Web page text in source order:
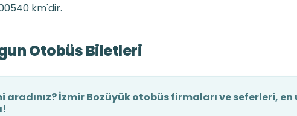
km'dir.
Otobüs Biletleri
İzmir Bozüyük otobüs firmaları ve seferleri, en